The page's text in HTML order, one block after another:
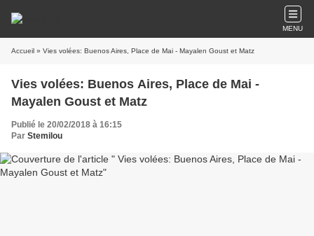
MENU
Accueil » Vies volées: Buenos Aires, Place de Mai - Mayalen Goust et Matz
Vies volées: Buenos Aires, Place de Mai -
Mayalen Goust et Matz
Publié le 20/02/2018 à 16:15
Par Stemilou